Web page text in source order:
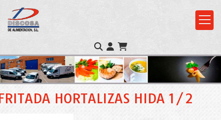
HORTALIZAS HIDA 1/2